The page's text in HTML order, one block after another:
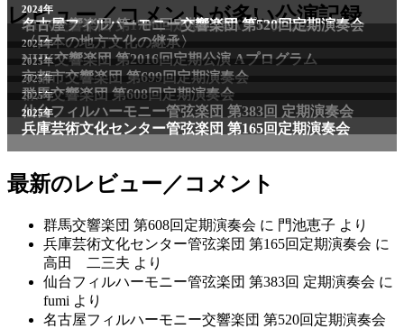
レビュー／コメントが多い公演記録
2011年
NHK交響楽団 第1706回定期公演Aプログラム
2024年
名古屋フィルハーモニー交響楽団 第520回定期演奏会
〈日本の地方文化の継承〉
2024年
NHK交響楽団 第2016回定期公演 Aプログラム
2025年
京都市交響楽団 第699回定期演奏会
2025年
群馬交響楽団 第608回定期演奏会
2025年
仙台フィルハーモニー管弦楽団 第383回 定期演奏会
2025年
兵庫芸術文化センター管弦楽団 第165回定期演奏会
最新のレビュー／コメント
群馬交響楽団 第608回定期演奏会 に 門池恵子 より
兵庫芸術文化センター管弦楽団 第165回定期演奏会 に
高田 二三夫 より
仙台フィルハーモニー管弦楽団 第383回 定期演奏会 に
fumi より
名古屋フィルハーモニー交響楽団 第520回定期演奏会